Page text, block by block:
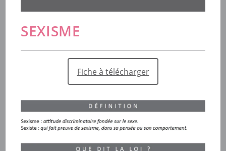
SEXISME
Fiche à télécharger